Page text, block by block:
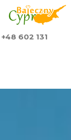
+48 602 131